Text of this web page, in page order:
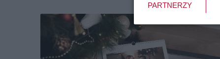
PARTNERZY